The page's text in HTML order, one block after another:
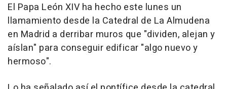
El Papa León XIV ha hecho este lunes un
llamamiento desde la Catedral de La Almudena
en Madrid a derribar muros que "dividen, alejan y
aíslan" para conseguir edificar "algo nuevo y
hermoso".